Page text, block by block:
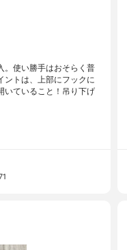
。使い勝手はおそらく普
ントは、上部にフックに
いていること！吊り下げ